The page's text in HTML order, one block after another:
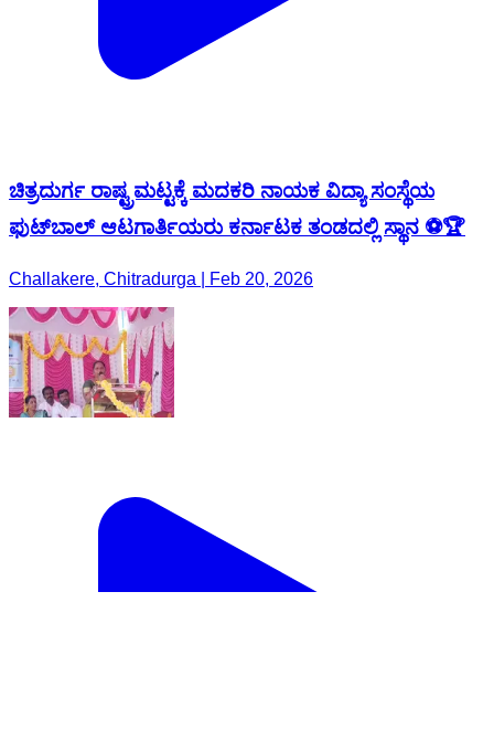
ಚಿತ್ರದುರ್ಗ ರಾಷ್ಟ್ರಮಟ್ಟಕ್ಕೆ ಮದಕರಿ ನಾಯಕ ವಿದ್ಯಾ ಸಂಸ್ಥೆಯ
ಫುಟ್‌ಬಾಲ್ ಆಟಗಾರ್ತಿಯರು ಕರ್ನಾಟಕ ತಂಡದಲ್ಲಿ ಸ್ಥಾನ ⚽🏆
Challakere, Chitradurga | Feb 20, 2026